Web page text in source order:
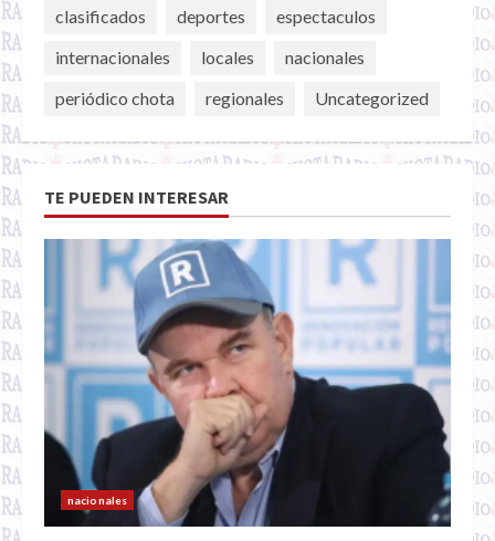
clasificados deportes
espectaculos
internacionales
locales
nacionales
periódico chota
regionales Uncategorized
TE PUEDEN INTERESAR
nacionales